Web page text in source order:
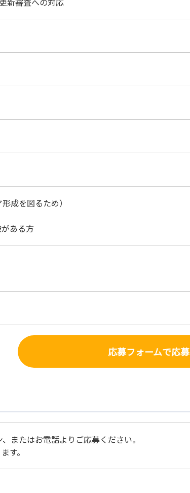
成を図るため）
ある方
応募フォームで応募
またはお電話よりご応募ください。
す。